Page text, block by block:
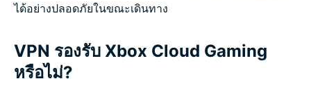
ได้อย่างปลอดภัยในขณะเดินทาง
VPN รองรับ Xbox Cloud Gaming
หรือไม่?